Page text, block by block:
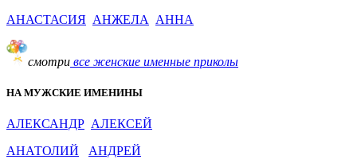
АНАСТАСИЯ АНЖЕЛА АННА
смотри все женские именные приколы
НА МУЖСКИЕ ИМЕНИНЫ
АЛЕКСАНДР АЛЕКСЕЙ
АНАТОЛИЙ
АНДРЕЙ